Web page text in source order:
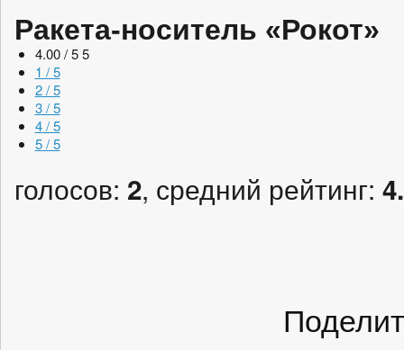
Ракета-носитель «Рокот»
4.00 / 5 5
1 / 5
2 / 5
3 / 5
4 / 5
5 / 5
голосов: 2, средний рейтинг: